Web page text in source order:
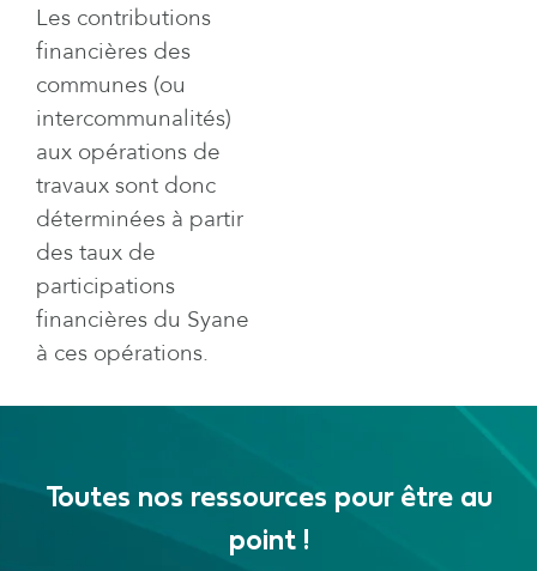
Les contributions
financières des
communes (ou
intercommunalités)
aux opérations de
travaux sont donc
déterminées à partir
des taux de
participations
financières du Syane
à ces opérations.
Toutes nos ressources pour être au
point !